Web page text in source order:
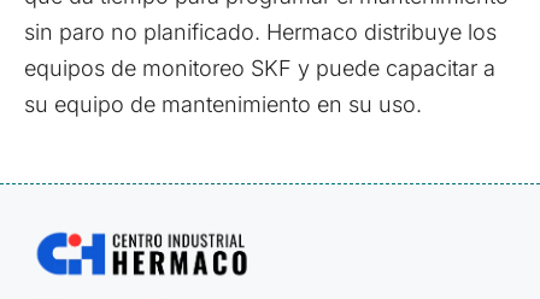
sin paro no planificado. Hermaco distribuye los
equipos de monitoreo SKF y puede capacitar a
su equipo de mantenimiento en su uso.